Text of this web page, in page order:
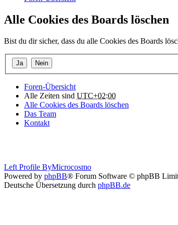
Alle Cookies des Boards löschen
Bist du dir sicher, dass du alle Cookies des Boards
Foren-Übersicht
Alle Zeiten sind UTC+02:00
Alle Cookies des Boards löschen
Das Team
Kontakt
Left Profile ByMicrocosmo
Powered by phpBB® Forum Software © phpBB
Deutsche Übersetzung durch phpBB.de